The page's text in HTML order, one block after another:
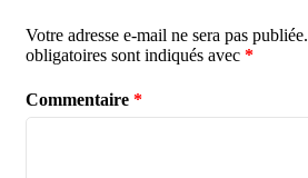
Votre adresse e-mail ne sera pas publiée.
obligatoires sont indiqués avec *
Commentaire *